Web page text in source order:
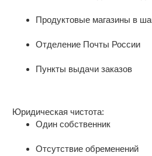
Продуктовые магазины в
Отделение Почты России
Пункты выдачи заказов
Юридическая чистота:
Один собственник
Отсутствие обременений